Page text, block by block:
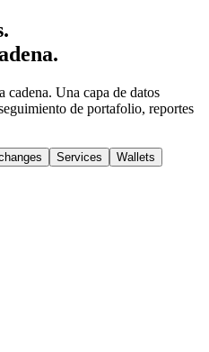
cadena. Una capa de datos
de portafolio, reportes
Services Wallets